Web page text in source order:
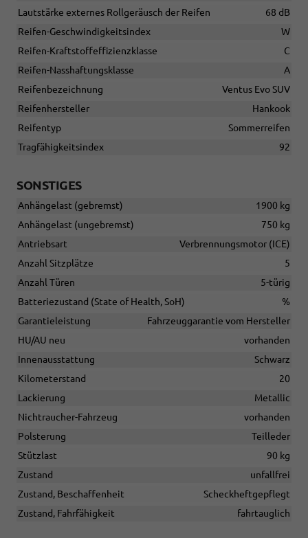
Lautstärke externes Rollgeräusch der Reifen
68 dB
Reifen-Geschwindigkeitsindex
W
Reifen-Kraftstoffeffizienzklasse
C
Reifen-Nasshaftungsklasse
A
Reifenbezeichnung
Ventus Evo SUV
Reifenhersteller
Hankook
Reifentyp
Sommerreifen
Tragfähigkeitsindex
92
SONSTIGES
Anhängelast (gebremst)
1900 kg
Anhängelast (ungebremst)
750 kg
Antriebsart
Verbrennungsmotor (ICE)
Anzahl Sitzplätze
5
Anzahl Türen
5-türig
Batteriezustand (State of Health, SoH)
%
Garantieleistung
Fahrzeuggarantie vom Hersteller
HU/AU neu
vorhanden
Innenausstattung
Schwarz
Kilometerstand
20
Lackierung
Metallic
Nichtraucher-Fahrzeug
vorhanden
Polsterung
Teilleder
Stützlast
90 kg
Zustand
unfallfrei
Zustand, Beschaffenheit
Scheckheftgepflegt
Zustand, Fahrfähigkeit
fahrtauglich